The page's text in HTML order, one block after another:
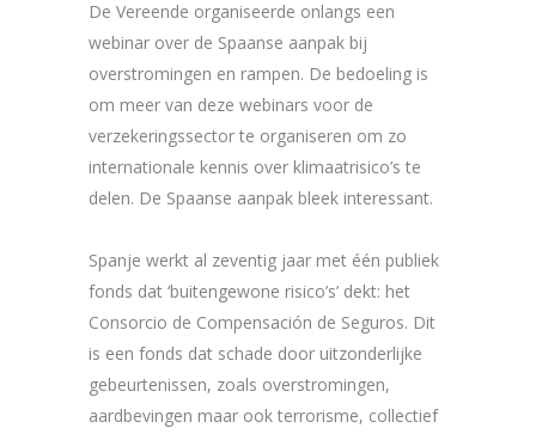
De Vereende organiseerde onlangs een
webinar over de Spaanse aanpak bij
overstromingen en rampen. De bedoeling is
om meer van deze webinars voor de
verzekeringssector te organiseren om zo
internationale kennis over klimaatrisico’s te
delen. De Spaanse aanpak bleek interessant.
Spanje werkt al zeventig jaar met één publiek
fonds dat ‘buitengewone risico’s’ dekt: het
Consorcio de Compensación de Seguros. Dit
is een fonds dat schade door uitzonderlijke
gebeurtenissen, zoals overstromingen,
aardbevingen maar ook terrorisme, collectief